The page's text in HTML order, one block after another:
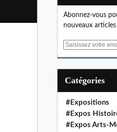
Abonnez-vous
nouveaux
E
Catégories
#Expositions
#Expos
#Expos Arts-